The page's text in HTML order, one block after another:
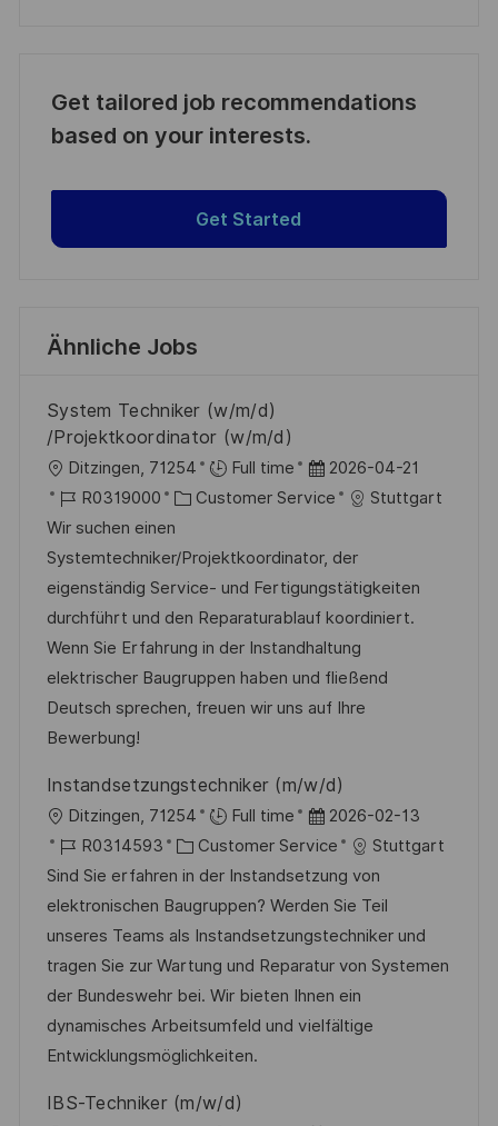
Get tailored job recommendations
based on your interests.
Get Started
Ähnliche Jobs
System Techniker (w/m/d)
/Projektkoordinator (w/m/d)
O
r
t
Ditzingen, 71254 Full time
D
a
u
m
d
e
r
V
ö
f
f
e
n
t
l
i
c
2026-04-21
J
o
b
-
I
D
R0319000
K
a
t
e
g
o
r
i
Customer Service
Stuttgart
Wir suchen einen
Systemtechniker/Projektkoordinator, der
eigenständig Service- und Fertigungstätigkeiten
durchführt und den Reparaturablauf koordiniert.
Wenn Sie Erfahrung in der Instandhaltung
elektrischer Baugruppen haben und fließend
Deutsch sprechen, freuen wir uns auf Ihre
Bewerbung!
Instandsetzungstechniker (m/w/d)
O
r
t
Ditzingen, 71254 Full time
D
a
t
u
m
d
e
r
2026-02-13
J
o
b
-
I
D
R0314593
K
a
t
e
g
o
r
i
Customer Service
Stuttgart
Sind Sie erfahren in der Instandsetzung von
elektronischen Baugruppen? Werden Sie Teil
unseres Teams als Instandsetzungstechniker und
tragen Sie zur Wartung und Reparatur von Systemen
der Bundeswehr bei. Wir bieten Ihnen ein
dynamisches Arbeitsumfeld und vielfältige
Entwicklungsmöglichkeiten.
IBS-Techniker (m/w/d)